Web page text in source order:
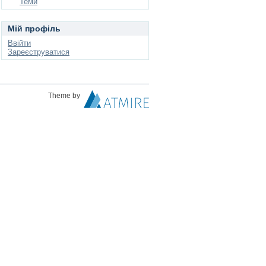
Мій профіль
Ввійти
Зареєструватися
Theme by